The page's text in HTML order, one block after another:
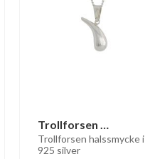
Trollforsen
halssmycke
Trollforsen halssmycke i
925 silver